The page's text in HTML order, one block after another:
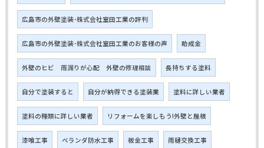
広島市の外壁塗装･株式会社室田工業の評判
広島市の外壁塗装･株式会社室田工業のお客様の声 助成金
外壁のヒビ 雨漏りが心配 外壁の修理相談 長持ちする塗料
自分で塗装すると 自分が納得できる塗装業 塗料に詳しい業者
塗料の種類に詳しい業者 リフォームを楽しもう!外壁と屋根
漆喰工事 ベランダ防水工事 板金工事 雨樋交換工事